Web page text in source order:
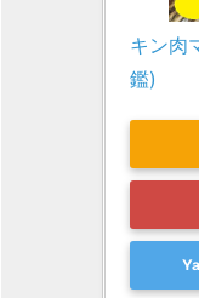
キン肉
鑑)